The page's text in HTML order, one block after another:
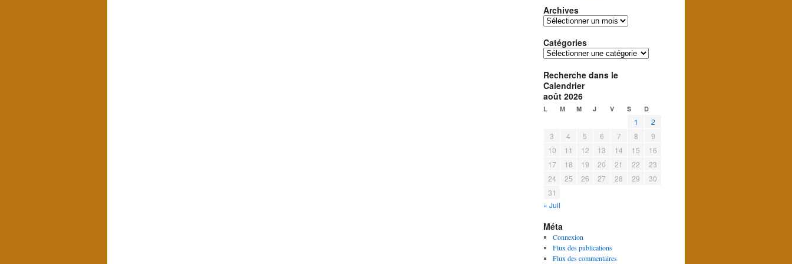
Archives
Archives
Catégories
Catégories
Recherche dans le
Calendrier
août 2026
L M M J V S D
1
2
3
4 5 6 7 8
9
10
11 12 13 14 15
16
17
18 19 20 21 22
23
24
25 26 27 28 29
30
31
« Juil
Méta
Connexion
Flux des publications
Flux des commentaires